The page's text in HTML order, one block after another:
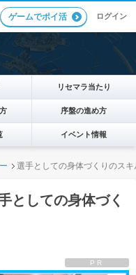
ゲームでポイ活 ログイン
リセマラ当たり
序盤の進め方
イベント情報
選手としての身体づくりのスキ
としての身体づく
PR